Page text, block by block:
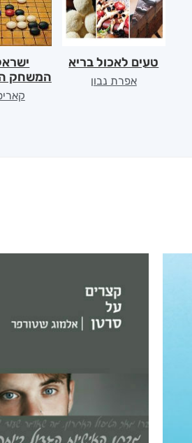
טעים לאכול בריא
אפרת נבון
המשחק